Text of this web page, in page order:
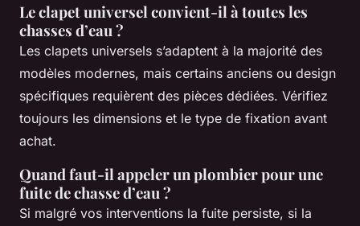
Le clapet universel convient-il à toutes les
chasses d’eau ?
Les clapets universels s’adaptent à la majorité des
modèles modernes, mais certains anciens ou design
spécifiques requièrent des pièces dédiées. Vérifiez
toujours les dimensions et le type de fixation avant
achat.
Quand faut-il appeler un plombier pour une
fuite de chasse d’eau ?
Si malgré vos interventions la fuite persiste, si la